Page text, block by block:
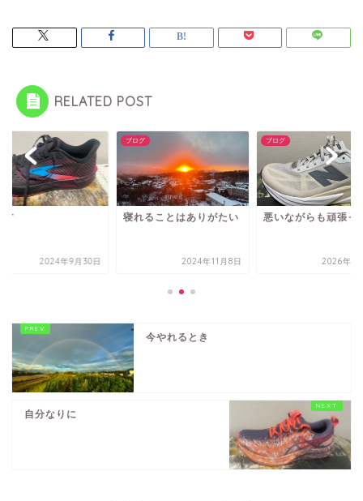
RELATED POST
方
2024年9月30日
ブログ
寝れることはありがたい
2024年11月8日
ブログ
悪いながらも頑張っ
2026年1
今やれるとき
自分なりに